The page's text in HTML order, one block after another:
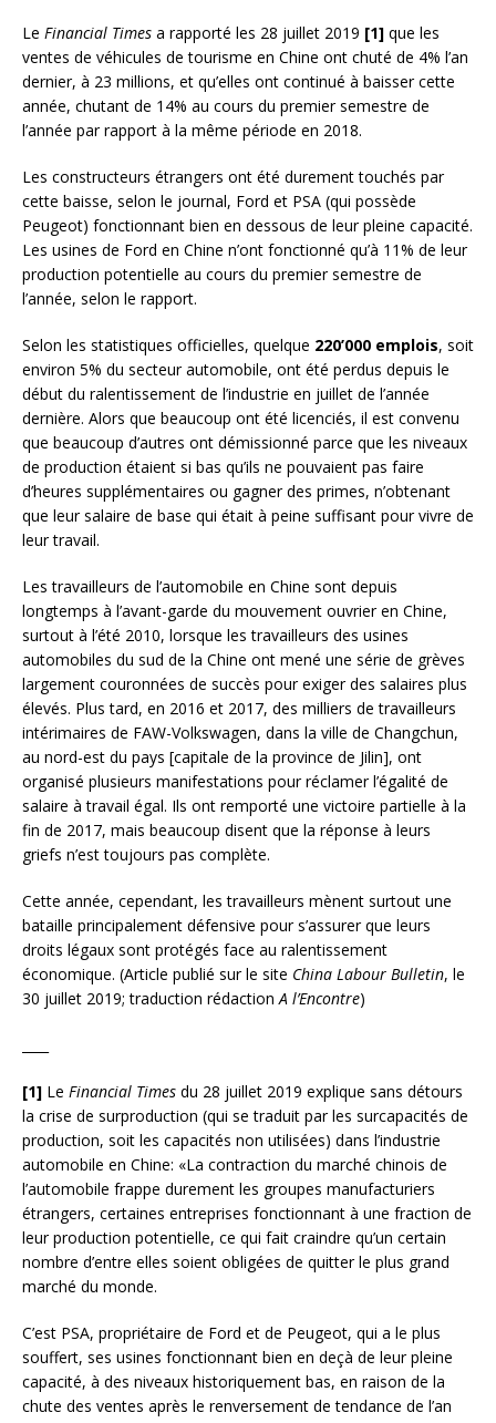
Le Financial Times a rapporté les 28 juillet 2019 [1] que les
ventes de véhicules de tourisme en Chine ont chuté de 4% l’an
dernier, à 23 millions, et qu’elles ont continué à baisser cette
année, chutant de 14% au cours du premier semestre de
l’année par rapport à la même période en 2018.
Les constructeurs étrangers ont été durement touchés par
cette baisse, selon le journal, Ford et PSA (qui possède
Peugeot) fonctionnant bien en dessous de leur pleine capacité.
Les usines de Ford en Chine n’ont fonctionné qu’à 11% de leur
production potentielle au cours du premier semestre de
l’année, selon le rapport.
Selon les statistiques officielles, quelque 220’000 emplois, soit
environ 5% du secteur automobile, ont été perdus depuis le
début du ralentissement de l’industrie en juillet de l’année
dernière. Alors que beaucoup ont été licenciés, il est convenu
que beaucoup d’autres ont démissionné parce que les niveaux
de production étaient si bas qu’ils ne pouvaient pas faire
d’heures supplémentaires ou gagner des primes, n’obtenant
que leur salaire de base qui était à peine suffisant pour vivre de
leur travail.
Les travailleurs de l’automobile en Chine sont depuis
longtemps à l’avant-garde du mouvement ouvrier en Chine,
surtout à l’été 2010, lorsque les travailleurs des usines
automobiles du sud de la Chine ont mené une série de grèves
largement couronnées de succès pour exiger des salaires plus
élevés. Plus tard, en 2016 et 2017, des milliers de travailleurs
intérimaires de FAW-Volkswagen, dans la ville de Changchun,
au nord-est du pays [capitale de la province de Jilin], ont
organisé plusieurs manifestations pour réclamer l’égalité de
salaire à travail égal. Ils ont remporté une victoire partielle à la
fin de 2017, mais beaucoup disent que la réponse à leurs
griefs n’est toujours pas complète.
Cette année, cependant, les travailleurs mènent surtout une
bataille principalement défensive pour s’assurer que leurs
droits légaux sont protégés face au ralentissement
économique. (Article publié sur le site China Labour Bulletin, le
30 juillet 2019; traduction rédactionA l’Encontre)
[1] Le Financial Times du 28 juillet 2019 explique sans détours
la crise de surproduction (qui se traduit par les surcapacités de
production, soit les capacités non utilisées) dans l’industrie
automobile en Chine: «La contraction du marché chinois de
l’automobile frappe durement les groupes manufacturiers
étrangers, certaines entreprises fonctionnant à une fraction de
leur production potentielle, ce qui fait craindre qu’un certain
nombre d’entre elles soient obligées de quitter le plus grand
marché du monde.
C’est PSA, propriétaire de Ford et de Peugeot, qui a le plus
souffert, ses usines fonctionnant bien en deçà de leur pleine
capacité, à des niveaux historiquement bas, en raison de la
chute des ventes après le renversement de tendance de l’an